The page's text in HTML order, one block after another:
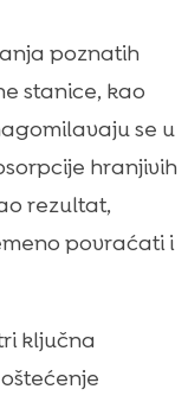
poznatih
stanice, kao
se u
hranjivih
rezultat,
povraćati i
ključna